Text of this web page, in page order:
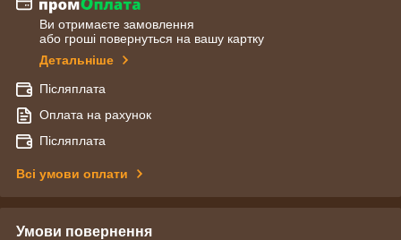
Ви отримаєте замовлення
або гроші повернуться на вашу картку
Детальніше
Післяплата
Оплата на рахунок
Післяплата
Всі умови оплати
Умови повернення